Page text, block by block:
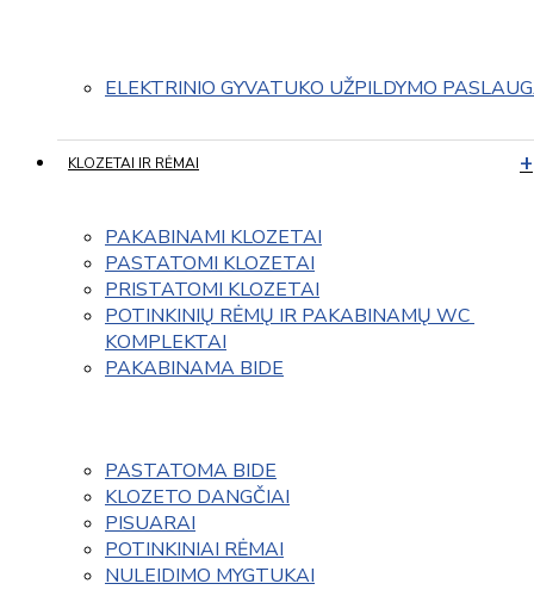
ELEKTRINIO GYVATUKO UŽPILDYMO
KLOZETAI IR RĖMAI
PAKABINAMI KLOZETAI
PASTATOMI KLOZETAI
PRISTATOMI KLOZETAI
POTINKINIŲ RĖMŲ IR PAKABINAMŲ WC
KOMPLEKTAI
PAKABINAMA BIDE
PASTATOMA BIDE
KLOZETO DANGČIAI
PISUARAI
POTINKINIAI RĖMAI
NULEIDIMO MYGTUKAI